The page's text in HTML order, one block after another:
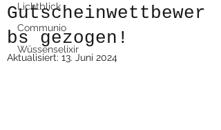
Lichtblick
Communio
Wüssenselixir
Gutscheinwettbewer
bs gezogen!
Aktualisiert: 13. Juni 2024